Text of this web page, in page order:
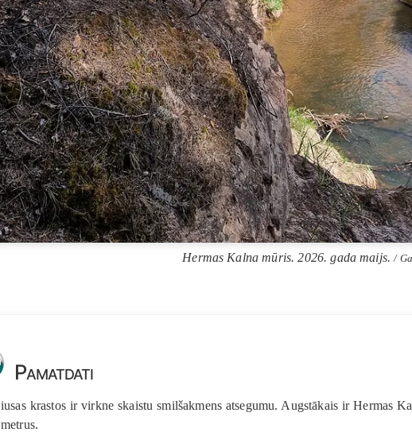
Hermas Kalna mūris. 2026. gada maijs./
Pamatdati
iusas krastos ir virkne skaistu smilšakmens atsegumu. Augstākais ir Hermas
metrus.